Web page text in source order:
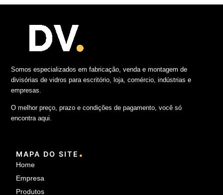
Somos especializados em fabricação, venda e montagem de
divisórias de vidros para escritório, loja, comércio, indústrias e
empresas.
O melhor preço, prazo e condições de pagamento, você só
encontra aqui.
MAPA DO SITE .
Home
Empresa
Produtos